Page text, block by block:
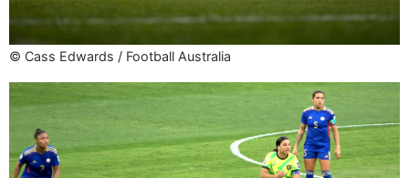
© Cass Edwards / Football Australia